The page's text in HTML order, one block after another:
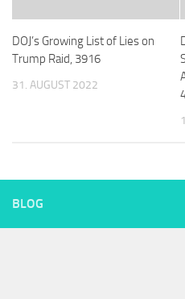
DOJ’s Growing List of Lies on
Trump Raid, 3916
31. AUGUST 2022
BLOG